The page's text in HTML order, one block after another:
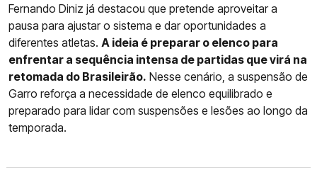
Fernando Diniz já destacou que pretende aproveitar a
pausa para ajustar o sistema e dar oportunidades a
diferentes atletas. A ideia é preparar o elenco para
enfrentar a sequência intensa de partidas que virá na
retomada do Brasileirão. Nesse cenário, a suspensão de
Garro reforça a necessidade de elenco equilibrado e
preparado para lidar com suspensões e lesões ao longo da
temporada.